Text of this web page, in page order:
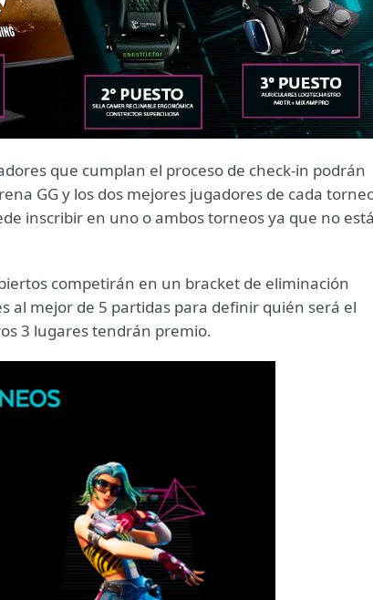
que cumplan el proceso de check-in podrán
GG y los dos mejores jugadores de cada
inscribir en uno o ambos torneos ya que no
competirán en un bracket de eliminación
al mejor de 5 partidas para definir quién será el
3 lugares tendrán premio.